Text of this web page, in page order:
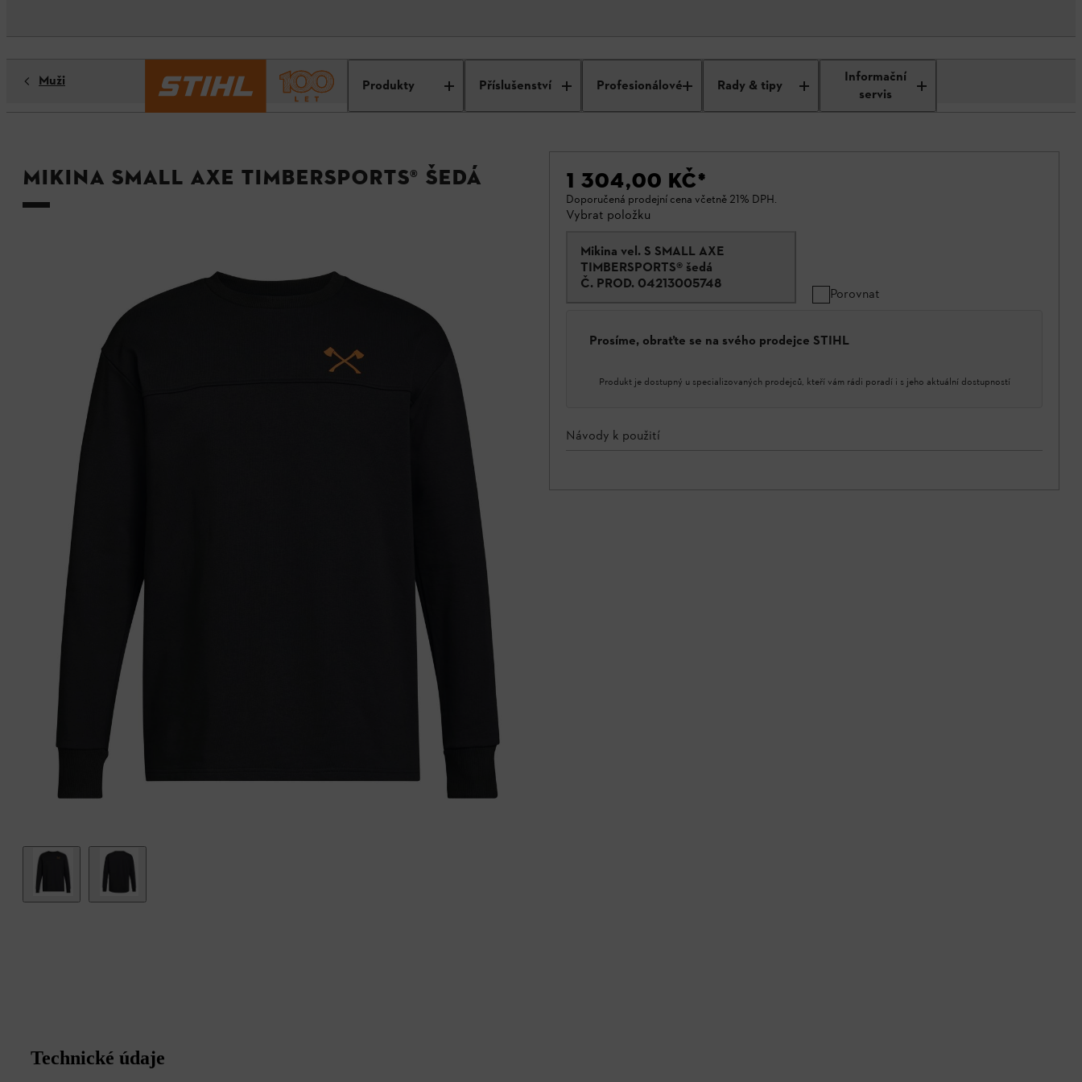
Produkty Příslušenství Profesionálové Rady & tipy
Informační
servis
Muži
Mikina SMALL AXE TIMBERSPORTS® šedá 1 304,00 KČ*
Doporučená prodejní cena včetně 21% DPH.
Vybrat položku
Mikina vel. S SMALL AXE
TIMBERSPORTS® šedá
Č. PROD. 04213005748
Porovnat
Prosíme, obraťte se na svého prodejce STIHL
Produkt je dostupný u specializovaných prodejců, kteří vám rádi poradí i s jeho aktuální dostupností
Návody k použití
Technické údaje